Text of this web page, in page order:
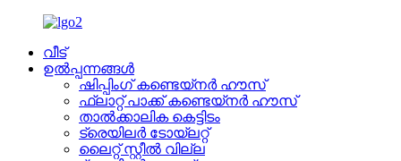
വീട്
ഉൽപ്പന്നങ്ങൾ
ഷിപ്പിംഗ് കണ്ടെയ്നർ ഹൗസ്
ഫ്ലാറ്റ് പാക്ക് കണ്ടെയ്നർ ഹൗസ്
താൽക്കാലിക കെട്ടിടം
ട്രെയിലർ ടോയ്ലറ്റ്
ലൈറ്റ് സ്റ്റീൽ വില്ല